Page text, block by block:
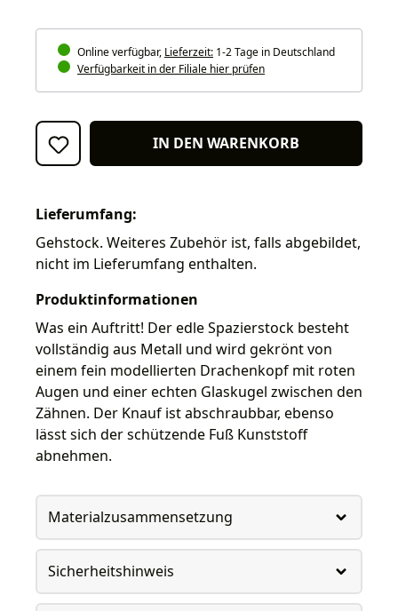
Online verfügbar, Lieferzeit: 1-2 Tage in Deutschland
Verfügbarkeit in der Filiale hier prüfen
IN DEN WARENKORB
Lieferumfang:
Gehstock. Weiteres Zubehör ist, falls abgebildet,
nicht im Lieferumfang enthalten.
Produktinformationen
Was ein Auftritt! Der edle Spazierstock besteht
vollständig aus Metall und wird gekrönt von
einem fein modellierten Drachenkopf mit roten
Augen und einer echten Glaskugel zwischen den
Zähnen. Der Knauf ist abschraubbar, ebenso
lässt sich der schützende Fuß Kunststoff
abnehmen.
Materialzusammensetzung
Sicherheitshinweis